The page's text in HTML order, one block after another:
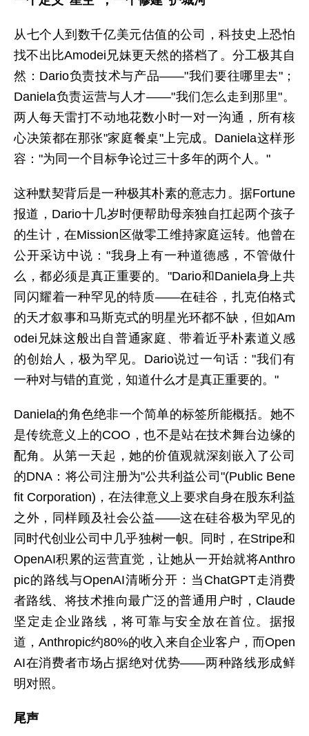
从七个人到数千亿美元估值的公司，科技史上恐怕
找不出比Amodei兄妹更天然的搭档了。分工极其自
然：Dario负责技术与产品——"我们要往哪里去"；
Daniela负责运营与人才——"我们怎么走到那里"。
两人每天雷打不动地花数小时一对一沟通，所有核
心决策都在那张"家庭餐桌"上完成。Daniela这样形
容："为同一个目标争论过三十多年的两个人。"
这种默契背后是一种极其朴素的意志力。据Fortune
报道，Dario十几岁时便帮助母亲独自扛起两个孩子
的生计，在Mission区做零工维持家庭运转。他曾在
公开采访中说："我身上有一种道德感，不管做什
么，都必须是真正重要的。"Dario和Daniela身上共
同闪耀着一种罕见的特质——在硅谷，扎克伯格式
的天才叙事和马斯克式的明星光环都不缺，但如Am
odei兄妹这般出自普通家庭、带着近乎朴素道义感
的创始人，极为罕见。Dario说过一句话："我们有
一种对与错的直觉，知道什么才是真正重要的。"
Daniela的角色绝非一个简单的标签所能概括。她不
是传统意义上的COO，也不是站在技术舞台边缘的
配角。从第一天起，她的价值观就深刻嵌入了公司
的DNA：将公司注册为"公共利益公司"(Public Bene
fit Corporation)，在法律意义上要求自身在股东利益
之外，同样顾及社会公益——这在硅谷极为罕见的
同时代创业公司中几乎独树一帜。同时，在Stripe和
OpenAI积累的运营直觉，让她从一开始就将Anthro
pic的路线与OpenAI清晰分开：当ChatGPT走消费
者路线、将技术推向最广泛的普通用户时，Claude
坚定走企业路线，将可靠与安全放在首位。据报
道，Anthropic约80%的收入来自企业客户，而Open
AI在消费者市场占据绝对优势——两种路线形成鲜
明对照。
尾声